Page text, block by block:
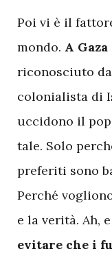
Poi vi è il
mondo. A
riconosciuto
colonialista di
uccidono il
tale. Solo
preferiti sono
Perché
e la verità. Ah,
evitare che i